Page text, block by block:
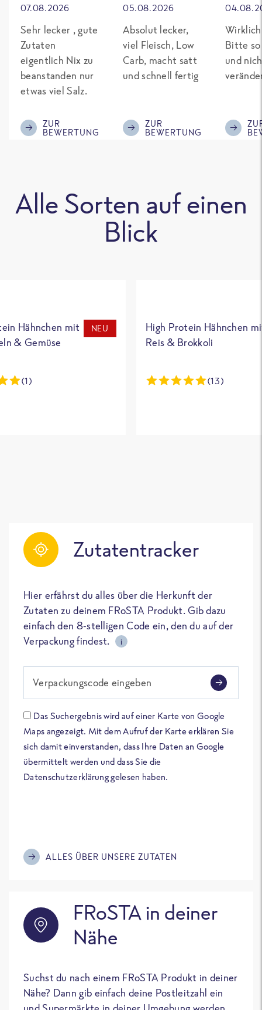
07.08.2026
Sehr lecker , gute
Zutaten
eigentlich Nix zu
beanstanden nur
etwas viel Salz.
ZUR
BEWERTUNG
05.08.2026
Absolut lecker,
viel Fleisch, Low
Carb, macht satt
und schnell fertig
ZUR
BEWERTUNG
Bitte so
und
Alle Sorten auf einen
Blick
Hähnchen mit
& Gemüse
NEU
(1)
High Protein Hähnchen
Reis & Brokkoli
(13)
Zutatentracker
Hier erfährst du alles über die Herkunft der
Zutaten zu deinem FRoSTA Produkt. Gib dazu
einfach den 8-stelligen Code ein, den du auf der
Verpackung findest.
i
Verpackungscode eingeben
Das Suchergebnis wird auf einer Karte von Google
Maps angezeigt. Mit dem Aufruf der Karte erklären Sie
sich damit einverstanden, dass Ihre Daten an Google
übermittelt werden und dass Sie die
Datenschutzerklärung gelesen haben.
ALLES ÜBER UNSERE ZUTATEN
FRoSTA in deiner
Nähe
Suchst du nach einem FRoSTA Produkt in deiner
Nähe? Dann gib einfach deine Postleitzahl ein